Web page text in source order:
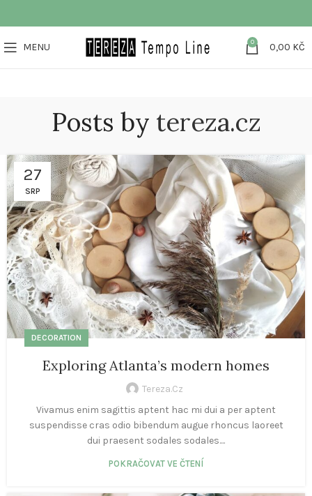
MENU 0 0,00 KČ
Posts by tereza.cz
27
SRP
DECORATION
Exploring Atlanta’s modern homes
Tereza.cz
Vivamus enim sagittis aptent hac mi dui a per aptent
suspendisse cras odio bibendum augue rhoncus laoreet
dui praesent sodales sodales....
POKRAČOVAT VE ČTENÍ